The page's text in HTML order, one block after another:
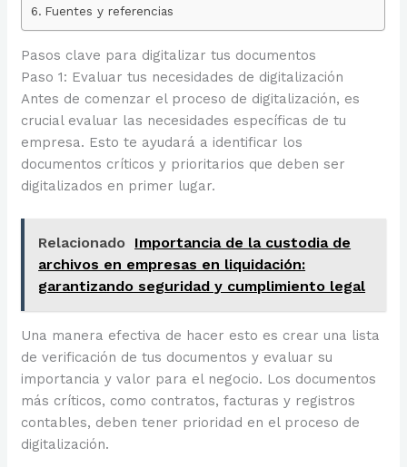
Fuentes y referencias
Pasos clave para digitalizar tus documentos
Paso 1: Evaluar tus necesidades de digitalización
Antes de comenzar el proceso de digitalización, es
crucial evaluar las necesidades específicas de tu
empresa. Esto te ayudará a identificar los
documentos críticos y prioritarios que deben ser
digitalizados en primer lugar.
Relacionado
Importancia de la custodia de
archivos en empresas en liquidación:
garantizando seguridad y cumplimiento legal
Una manera efectiva de hacer esto es crear una lista
de verificación de tus documentos y evaluar su
importancia y valor para el negocio. Los documentos
más críticos, como contratos, facturas y registros
contables, deben tener prioridad en el proceso de
digitalización.